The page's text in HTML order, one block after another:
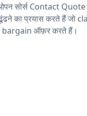
सोर्स Contact
का प्रयास करते हैं जो
bargain ऑफ़र करते हैं।